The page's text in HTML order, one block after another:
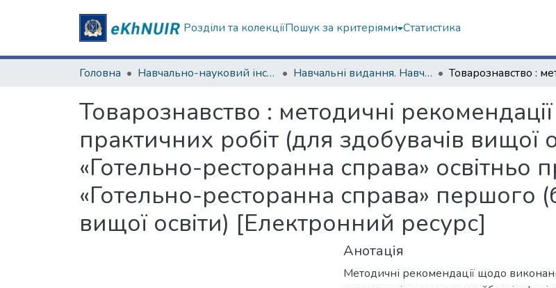
Розділи та колекціїПошук за критеріями Статистика
Головна Навчально-науковий інститут "Каразінський інститут міжнародних відносин та туристичного бізнесу" Навчальні видання. Навчально-науковий інститут "Каразінський інститут міжнародних відносин та туристичного бізнесу"
Товарознавство : методичні
практичних робіт (для здобувачів вищої
«Готельно-ресторанна справа» освітньо
«Готельно-ресторанна справа» першого
вищої освіти) [Електронний ресурс]
Анотація
Методичні рекомендації щодо